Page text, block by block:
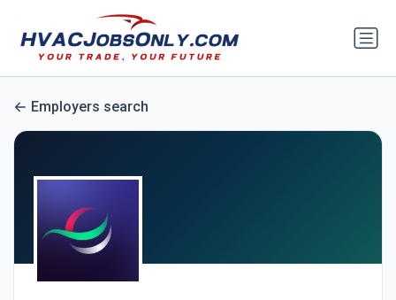
Employers search